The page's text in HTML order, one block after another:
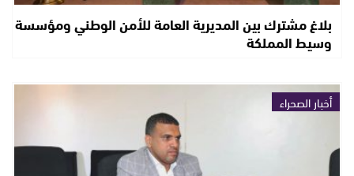
بلاغ مشترك بين المديرية العامة للأمن الوطني ومؤسسة
وسيط المملكة
أخبار الصحراء